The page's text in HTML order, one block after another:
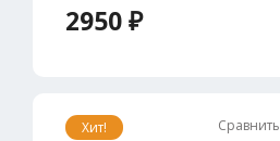
2950 ₽
Хит! Сравнить